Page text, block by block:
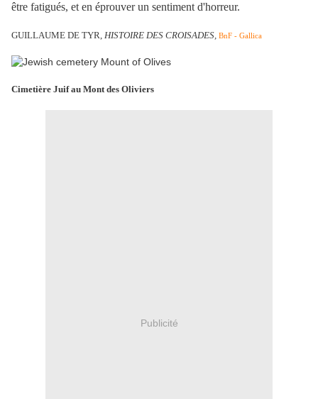
être fatigués, et en éprouver un sentiment d'horreur.
GUILLAUME DE TYR, HISTOIRE DES CROISADES, BnF - Gallica
Cimetière Juif au Mont des Oliviers
Publicité